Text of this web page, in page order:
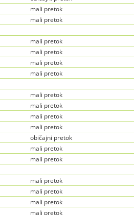
mali pretok
mali pretok
mali pretok
mali pretok
mali pretok
mali pretok
mali pretok
mali pretok
mali pretok
mali pretok
običajni pretok
mali pretok
mali pretok
mali pretok
mali pretok
mali pretok
mali pretok